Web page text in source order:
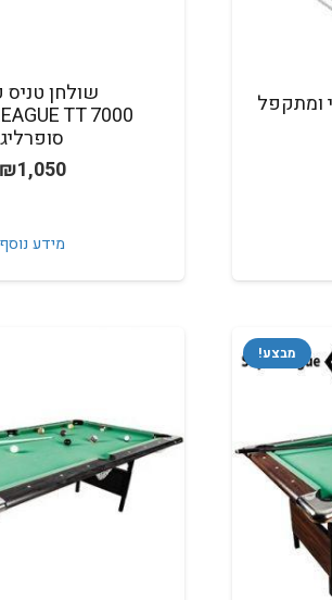
ומתקפל שולחן טניס
TT 7000
סופרליג
₪1,050
מידע נוסף
מבצע!